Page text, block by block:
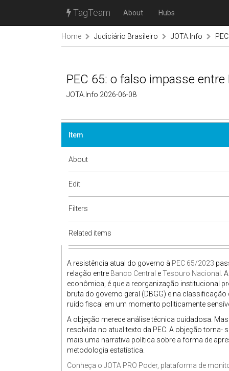
TagTeam About Hubs
Home Judiciário Brasileiro JOTA.Info
PEC 65: o falso impasse
JOTA.Info 2026-06-08
Item
About
Edit
Filters
Related items
A resistência atual do governo à PEC 65/2023
relação entre Banco Central eTesouro Nacional
.
econômica, é que a reorganização institucional
bruta do governo geral (DBGG) e na
ruído fiscal em um momento politicamente
A objeção merece análise técnica cuidadosa.
resolvida no atual texto da PEC. A objeção
mais uma narrativa política sobre a forma de
metodologia estatística.
Conheça o JOTA PRO Poder, plataforma de